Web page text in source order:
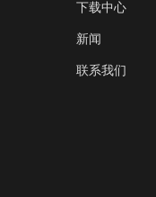
下载中心
新闻
联系我们